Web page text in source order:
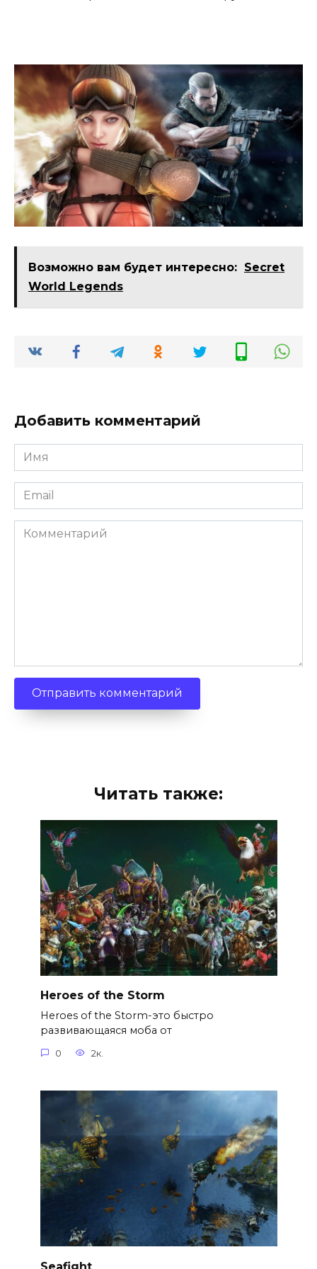
Возможно вам будет интересно: Secret
World Legends
Добавить комментарий
Имя
*
Email
*
Комментарий
Читать также:
Heroes of the Storm
Heroes of the Storm-это быстро
развивающаяся моба от
0 2к.
Seafight